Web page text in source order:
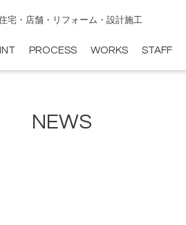
宅・店舗・リフォーム・設計施工
PROCESS WORKS STAFF
NEWS